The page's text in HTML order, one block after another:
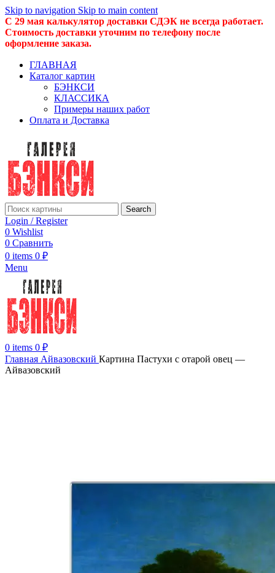
Skip to navigation Skip to main content
С 29 мая калькулятор доставки СДЭК не всегда работает.
Стоимость доставки уточним по телефону после
оформление заказа.
ГЛАВНАЯ
Каталог картин
БЭНКСИ
КЛАССИКА
Примеры наших работ
Оплата и Доставка
Search
Login / Register
0 Wishlist
0 Сравнить
0 items 0 ₽
Menu
0 items 0 ₽
Главная Айвазовский Картина Пастухи с отарой овец —
Айвазовский